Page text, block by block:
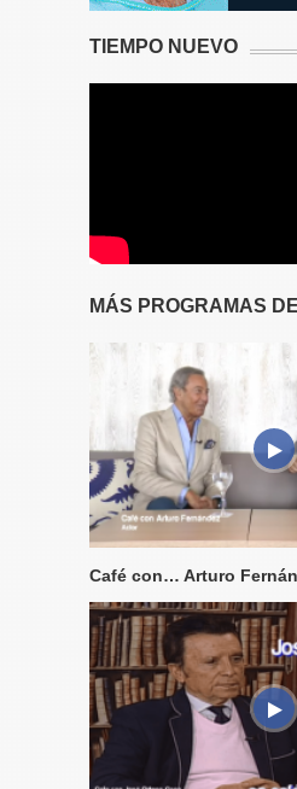
TIEMPO NUEVO
MÁS PROGRAMAS
Café con… Arturo